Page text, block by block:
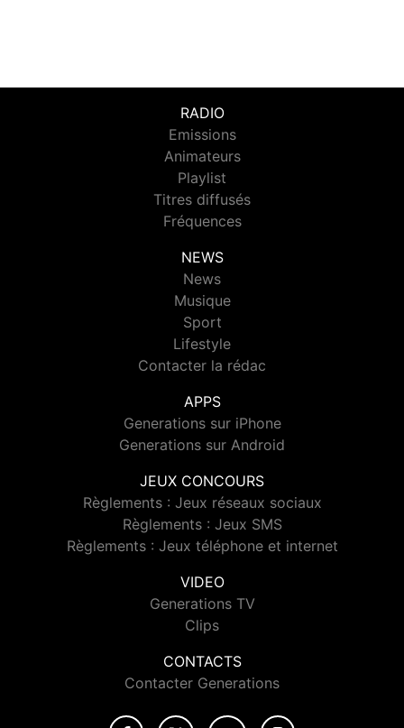
RADIO
Emissions
Animateurs
Playlist
Titres diffusés
Fréquences
NEWS
News
Musique
Sport
Lifestyle
Contacter la rédac
APPS
Generations sur iPhone
Generations sur Android
JEUX CONCOURS
Règlements : Jeux réseaux sociaux
Règlements : Jeux SMS
Règlements : Jeux téléphone et internet
VIDEO
Generations TV
Clips
CONTACTS
Contacter Generations